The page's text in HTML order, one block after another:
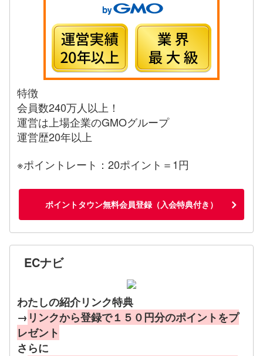
特徴
会員数240万人以上！
運営は上場企業のGMOグループ
運営歴20年以上
※ポイントレート：20ポイント＝1円
ポイントタウン無料会員登録（入会特典付き）
ECナビ
わたしの紹介リンク特典
→ リンクから登録で１５０円分のポイントをプ
レゼント
さらに